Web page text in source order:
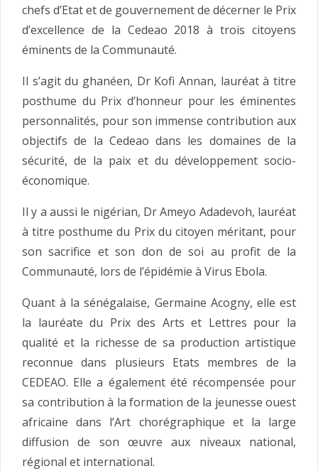
chefs d’Etat et de gouvernement de décerner le Prix
d’excellence de la Cedeao 2018 à trois citoyens
éminents de la Communauté.
Il s’agit du ghanéen, Dr Kofi Annan, lauréat à titre
posthume du Prix d’honneur pour les éminentes
personnalités, pour son immense contribution aux
objectifs de la Cedeao dans les domaines de la
sécurité, de la paix et du développement socio-
économique.
Il y a aussi le nigérian, Dr Ameyo Adadevoh, lauréat
à titre posthume du Prix du citoyen méritant, pour
son sacrifice et son don de soi au profit de la
Communauté, lors de l’épidémie à Virus Ebola.
Quant à la sénégalaise, Germaine Acogny, elle est
la lauréate du Prix des Arts et Lettres pour la
qualité et la richesse de sa production artistique
reconnue dans plusieurs Etats membres de la
CEDEAO. Elle a également été récompensée pour
sa contribution à la formation de la jeunesse ouest
africaine dans l’Art chorégraphique et la large
diffusion de son œuvre aux niveaux national,
régional et international.